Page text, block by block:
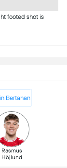
footed shot is
Bertahan
Rasmus
Höjlund